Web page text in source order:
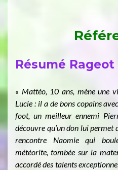
Résumé Rageot
« Mattéo, 10 ans, mène une
Lucie : il a de bons copains
foot, un meilleur ennemi
découvre qu’un don lui
rencontre Naomie qui
météorite, tombée sur la
accordé des talents